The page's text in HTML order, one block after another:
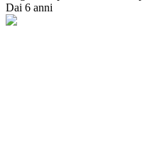
Dai 6 anni